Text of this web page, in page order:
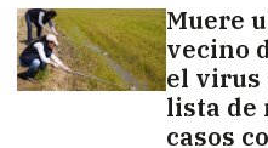
Muere
vecino
el virus
lista de
casos